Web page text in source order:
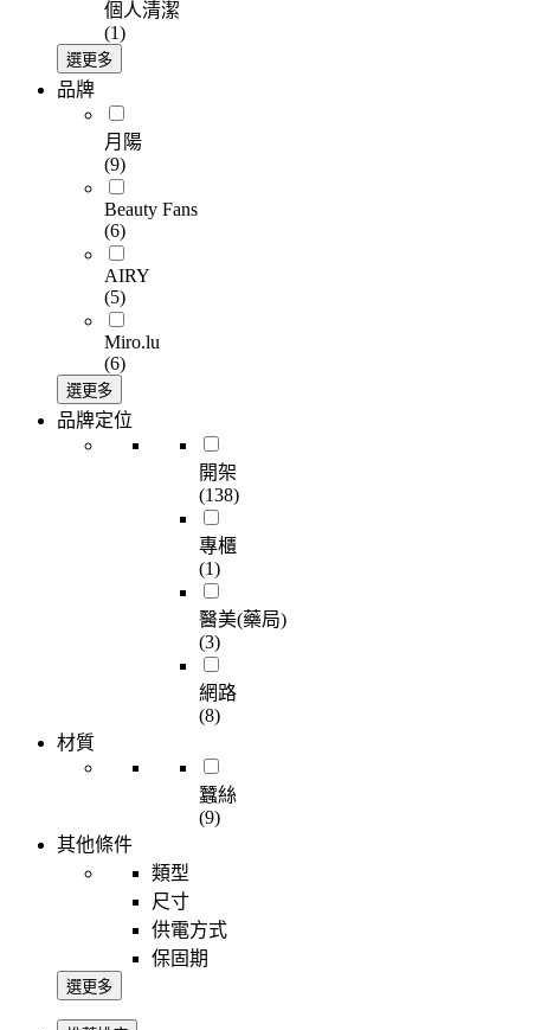
個人清潔
(1)
選更多
品牌
月陽
(9)
Beauty Fans
(6)
AIRY
(5)
Miro.lu
(6)
選更多
品牌定位
開架
(138)
專櫃
(1)
醫美(藥局)
(3)
網路
(8)
材質
蠶絲
(9)
其他條件
類型
尺寸
供電方式
保固期
選更多